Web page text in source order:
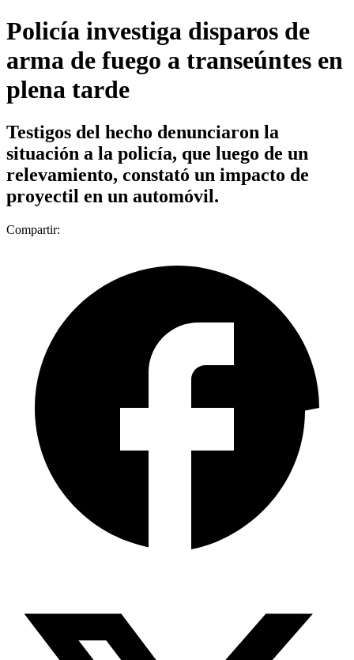
Policía investiga disparos de
arma de fuego a transeúntes en
plena tarde
Testigos del hecho denunciaron la
situación a la policía, que luego de un
relevamiento, constató un impacto de
proyectil en un automóvil.
Compartir: